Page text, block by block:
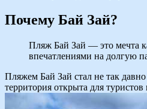
Почему Бай Зай?
Пляж Бай Зай — это мечта
впечатлениями на долгую
Пляжем Бай Зай стал не так
территория открыта для